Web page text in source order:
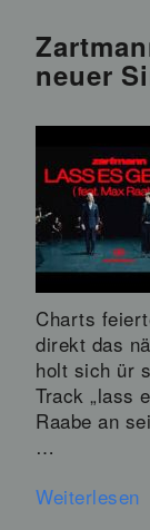
neuer
Charts
direkt das
holt sich ür
Track „lass
Raabe an
…
Weiterlesen